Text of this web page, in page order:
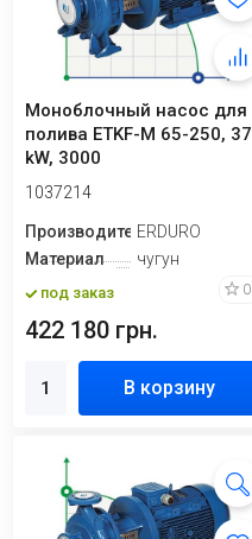
Моноблочный насос для
полива ETKF-M 65-250, 37
kW, 3000
1037214
ПроизводительERDURO
Материал
чугун
под заказ 0
422 180 грн.
В корзину